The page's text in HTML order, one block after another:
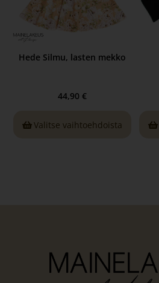
Hede Silmu, lasten mekko
44,90 €
Valitse vaihtoehdoista